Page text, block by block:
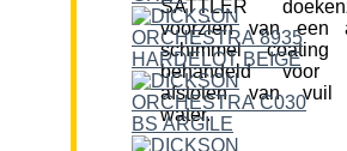
SATTLER
voorzien van een
schimmel coating
behandeld voor
afstoten van vuil
water.